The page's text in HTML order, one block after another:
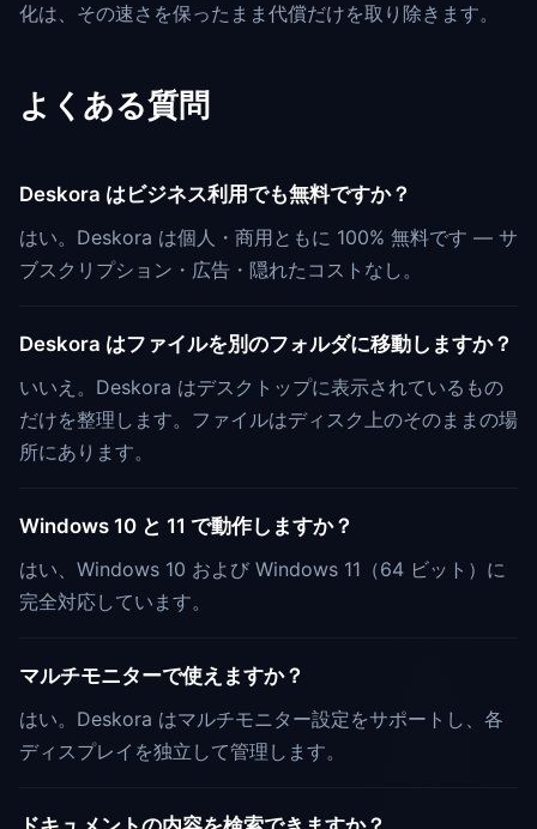
化は、その速さを保ったまま代償だけを取り除きます。
よくある質問
Deskora はビジネス利用でも無料ですか？
はい。Deskora は個人・商用ともに 100% 無料です — サ
ブスクリプション・広告・隠れたコストなし。
Deskora はファイルを別のフォルダに移動しますか？
いいえ。Deskora はデスクトップに表示されているもの
だけを整理します。ファイルはディスク上のそのままの場
所にあります。
Windows 10 と 11 で動作しますか？
はい、Windows 10 および Windows 11（64 ビット）に
完全対応しています。
マルチモニターで使えますか？
はい。Deskora はマルチモニター設定をサポートし、各
ディスプレイを独立して管理します。